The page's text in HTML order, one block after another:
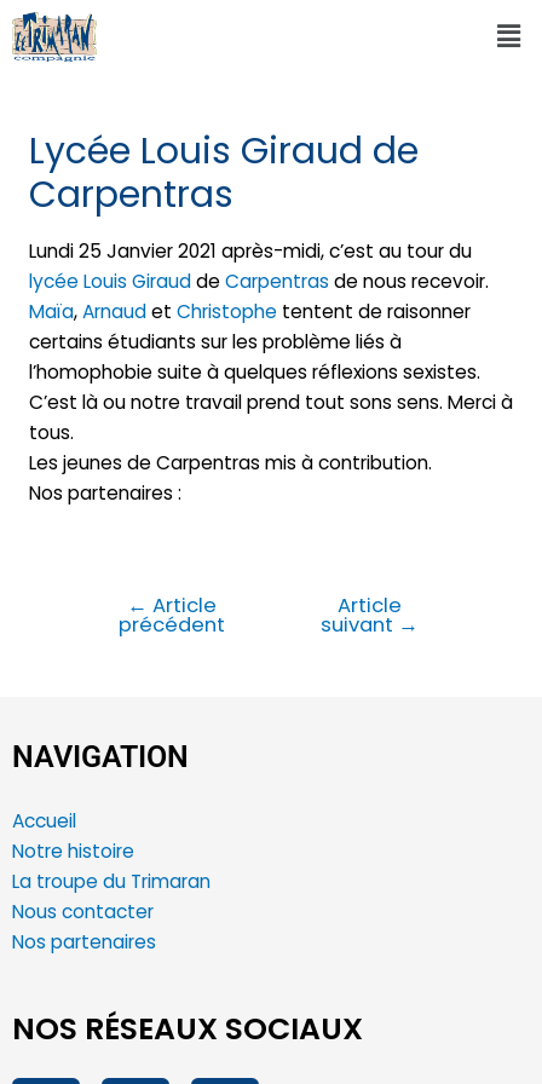
Lycée Louis Giraud de
Carpentras
Lundi 25 Janvier 2021 après-midi, c’est au tour du
lycée Louis GirauddeCarpentras de nous recevoir.
Maïa,Arnaudet Christophetentent de raisonner
certains étudiants sur les problème liés à
l’homophobie suite à quelques réflexions sexistes.
C’est là ou notre travail prend tout sons sens. Merci à
tous.
Les jeunes de Carpentras mis à contribution.
Nos partenaires :
← Article
précédent
Article
suivant →
NAVIGATION
Accueil
Notre histoire
La troupe du Trimaran
Nous contacter
Nos partenaires
NOS RÉSEAUX SOCIAUX